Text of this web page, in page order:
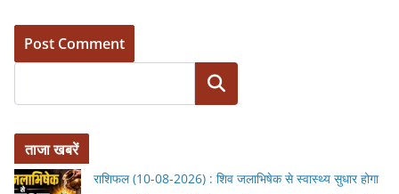
Search
ताजा खबरें
राशिफल (10-08-2026) : शिव जलाभिषेक से स्वास्थ्य सुधार होगा